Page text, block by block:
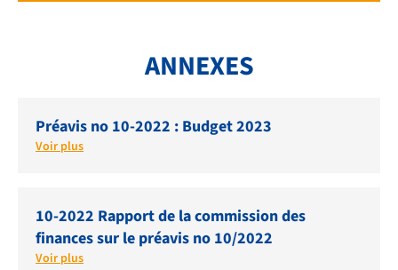
BIBLIOTHÈQUE
ANNEXES
Préavis no 10-2022 : Budget 2023
Voir plus
10-2022 Rapport de la commission des
finances sur le préavis no 10/2022
Voir plus